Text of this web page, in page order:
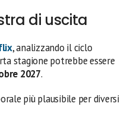
di uscita
, analizzando il ciclo
stagione potrebbe essere
2027.
più plausibile per diversi